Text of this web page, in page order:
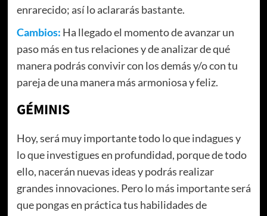
enrarecido; así lo aclararás bastante.
Cambios: Ha llegado el momento de avanzar un
paso más en tus relaciones y de analizar de qué
manera podrás convivir con los demás y/o con tu
pareja de una manera más armoniosa y feliz.
GÉMINIS
Hoy, será muy importante todo lo que indagues y
lo que investigues en profundidad, porque de todo
ello, nacerán nuevas ideas y podrás realizar
grandes innovaciones. Pero lo más importante será
que pongas en práctica tus habilidades de